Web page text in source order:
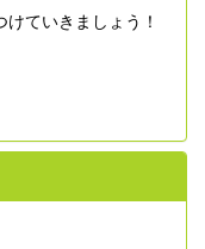
ていきましょう！